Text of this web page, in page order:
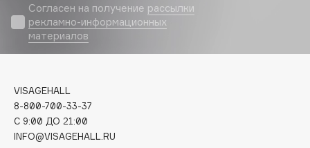
Carolina Herrera
Catrice
Celimax
Clarette
Clarins
Clarins Precious
Согласен на получение рассылки
рекламно-информационных
материалов
VISAGEHALL
8-800-700-33-37
C 9:00 ДО 21:00
INFO@VISAGEHALL.RU